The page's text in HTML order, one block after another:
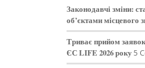
Законодавчі зміни:
об’єктами місцевого
Триває прийом
ЄС LIFE 2026 року5